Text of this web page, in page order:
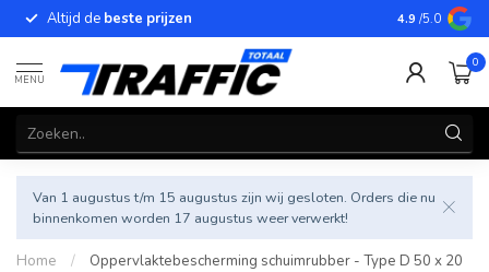
Altijd de beste prijzen Betrouwbare
4.9 /5.0
MENU
0
Van 1 augustus t/m 15 augustus zijn wij gesloten. Orders die nu
binnenkomen worden 17 augustus weer verwerkt!
Home /
Oppervlaktebescherming schuimrubber - Type D 50 x 20